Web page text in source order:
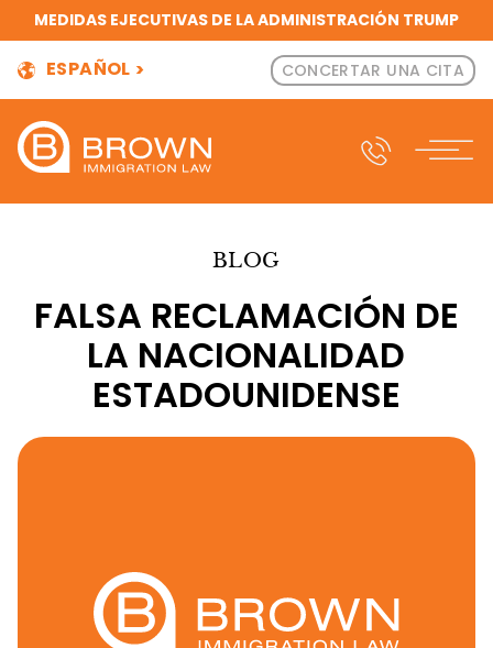
MEDIDAS EJECUTIVAS DE LA ADMINISTRACIÓN TRUMP
ESPAÑOL CONCERTAR UNA CITA
BLOG
FALSA RECLAMACIÓN DE
LA NACIONALIDAD
ESTADOUNIDENSE